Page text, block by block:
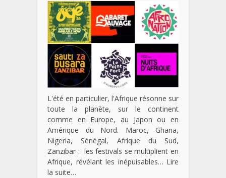
L'été en particulier, l'Afrique résonne sur
toute la planète, sur le continent
comme en Europe, au Japon ou en
Amérique du Nord. Maroc, Ghana,
Nigeria, Sénégal, Afrique du Sud,
Zanzibar : les festivals se multiplient en
Afrique, révélant les inépuisables… Lire
la suite…